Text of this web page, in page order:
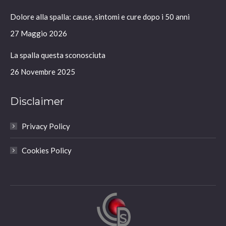
new
window
new
window
new
window
new
window
Dolore alla spalla: cause, sintomi e cure dopo i 50 anni
27 Maggio 2026
La spalla questa sconosciuta
26 Novembre 2025
Disclaimer
Privacy Policy
Cookies Policy